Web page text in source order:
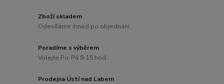
Zboží skladem
Odesíláme ihned po objednání
Poradíme s výběrem
Volejte Po-Pá 8-15 hod.
Prodejna Ústí nad Labem